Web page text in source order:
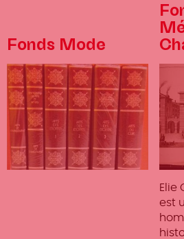
Fonds Mode
Elie
est